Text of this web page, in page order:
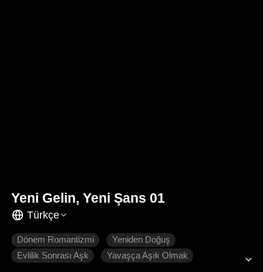
Yeni Gelin, Yeni Şans 01
Türkçe
Dönem Romantizmi
Yeniden Doğuş
Evlilik Sonrası Aşk
Yavaşça Aşık Olmak